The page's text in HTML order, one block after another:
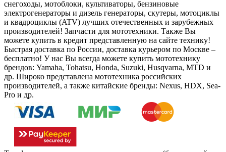
снегоходы, мотоблоки, культиваторы, бензиновые
электрогенераторы и дизель генераторы, скутеры, мотоциклы
и квадроциклы (ATV) лучших отечественных и зарубежных
производителей! Запчасти для мототехники. Также Вы
можете купить в кредит представленную на сайте технику!
Быстрая доставка по России, доставка курьером по Москве –
бесплатно! У нас Вы всегда можете купить мототехнику
брендов: Yamaha, Tohatsu, Honda, Suzuki, Husqvarna, MTD и
др. Широко представлена мототехника российских
производителей, а также китайские бренды: Nexus, HDX, Sea-
Pro и др.